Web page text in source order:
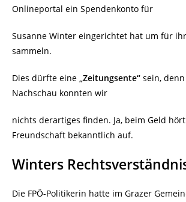
Onlineportal ein Spendenkonto für
Susanne Winter eingerichtet hat um für
sammeln.
Dies dürfte eine „Zeitungsente“ sein,
Nachschau konnten wir
nichts derartiges finden. Ja, beim Geld
Freundschaft bekanntlich auf.
Winters
Die FPÖ-Politikerin hatte im Grazer